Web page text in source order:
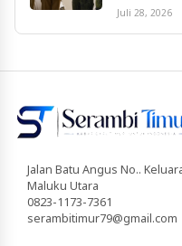
Juli 28, 2026
Jalan Batu Angus No..
Maluku Utara
0823-1173-7361
serambitimur79@gmail.com